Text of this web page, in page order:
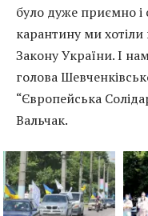
було дуже приємно і
карантину ми
Закону України. І
голова
“Європейська
Вальчак.